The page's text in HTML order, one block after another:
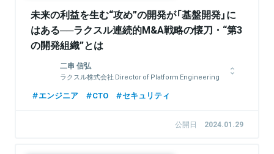
未来の利益を生む“攻め”の開発が「基盤開発」に
はある──ラクスル連続的M&A戦略の懐刀・“第3
の開発組織”とは
二串 信弘
ラクスル株式会社 Director of Platform Engineering
大学卒業後、インフラ、サーバサイドエンジニアとして大規模サ
ラクスル事業の開発をCTOとして牽引。 モノリスアプリのリビ
エンジニア CTO セキュリティ
公開日 2024.01.29